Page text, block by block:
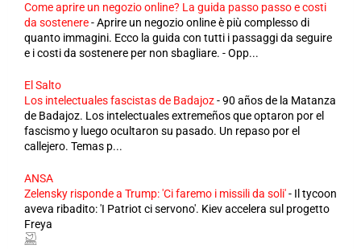
Come aprire un negozio online? La guida passo passo e costi
da sostenere-Aprire un negozio online è più complesso di
quanto immagini. Ecco la guida con tutti i passaggi da seguire
e i costi da sostenere per non sbagliare. - Opp...
El Salto
Los intelectuales fascistas de Badajoz-90 años de la Matanza
de Badajoz. Los intelectuales extremeños que optaron por el
fascismo y luego ocultaron su pasado. Un repaso por el
callejero. Temas p...
ANSA
Zelensky risponde a Trump: 'Ci faremo i missili da soli'- Il tycoon
aveva ribadito: 'I Patriot ci servono'. Kiev accelera sul progetto
Freya